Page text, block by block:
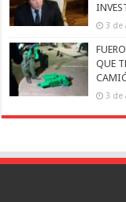
3 de
QUE
3 de